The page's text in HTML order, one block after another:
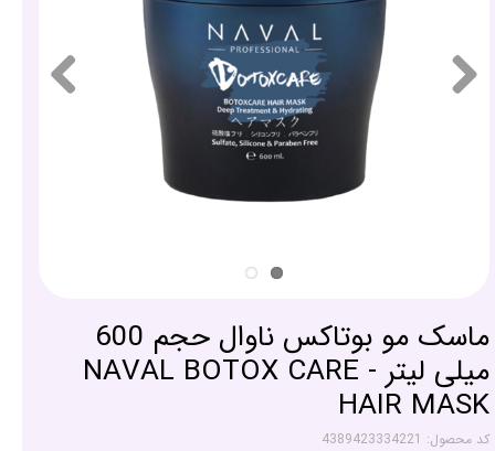
ماسک مو بوتاکس ناوال حجم 600
میلی لیتر - NAVAL BOTOX CARE
HAIR MASK
کد محصول: 4389423334221